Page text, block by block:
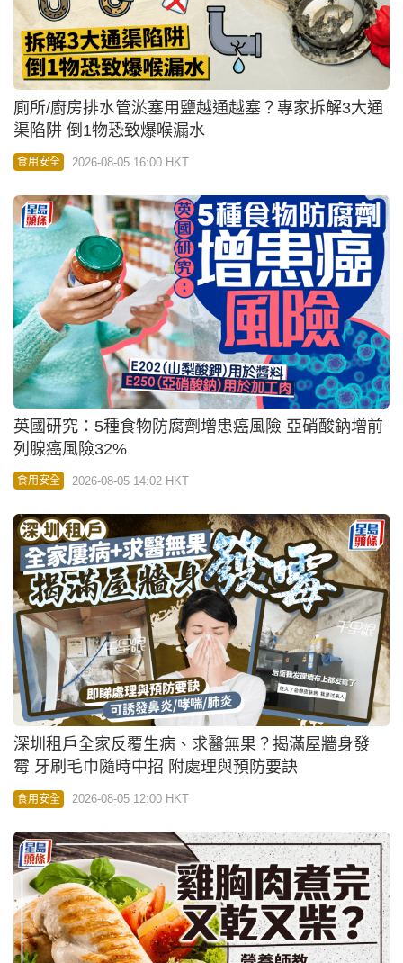
廁所/廚房排水管淤塞用鹽越通越塞？專家拆解3大通
渠陷阱 倒1物恐致爆喉漏水
食用安全 2026-08-05 16:00 HKT
英國研究：5種食物防腐劑增患癌風險 亞硝酸鈉增前
列腺癌風險32%
食用安全 2026-08-05 14:02 HKT
深圳租戶全家反覆生病、求醫無果？揭滿屋牆身發
霉 牙刷毛巾隨時中招 附處理與預防要訣
食用安全 2026-08-05 12:00 HKT